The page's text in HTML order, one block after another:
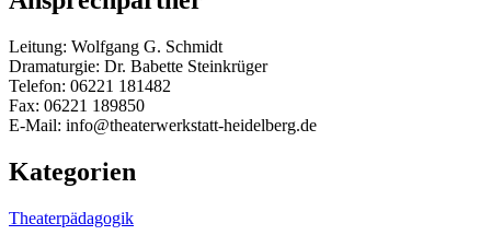
Leitung: Wolfgang G. Schmidt
Dramaturgie: Dr. Babette Steinkrüger
Telefon: 06221 181482
Fax: 06221 189850
E-Mail: info@theaterwerkstatt-heidelberg.de
Kategorien
Theaterpädagogik